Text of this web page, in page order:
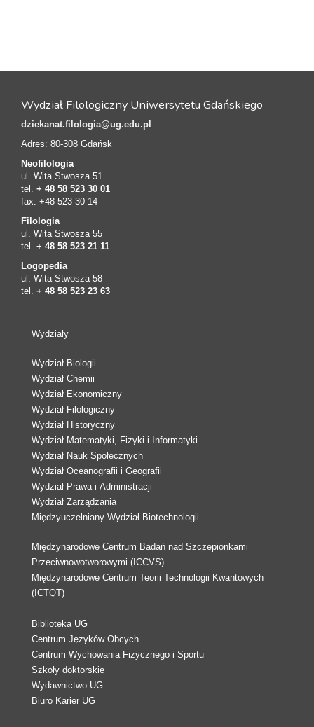
Wydział Filologiczny Uniwersytetu Gdańskiego
dziekanat.filologia@ug.edu.pl
Adres: 80-308 Gdańsk
Neofilologia
ul. Wita Stwosza 51
tel. + 48 58 523 30 01
fax. +48 523 30 14
Filologia
ul. Wita Stwosza 55
tel. + 48 58 523 21 11
Logopedia
ul. Wita Stwosza 58
tel. + 48 58 523 23 63
Wydziały
Wydział Biologii
Wydział Chemii
Wydział Ekonomiczny
Wydział Filologiczny
Wydział Historyczny
Wydział Matematyki, Fizyki i Informatyki
Wydział Nauk Społecznych
Wydział Oceanografii i Geografii
Wydział Prawa i Administracji
Wydział Zarządzania
Międzyuczelniany Wydział Biotechnologii
Międzynarodowe Centrum Badań nad Szczepionkami
Przeciwnowotworowymi (ICCVS)
Międzynarodowe Centrum Teorii Technologii Kwantowych
(ICTQT)
Biblioteka UG
Centrum Języków Obcych
Centrum Wychowania Fizycznego i Sportu
Szkoły doktorskie
Wydawnictwo UG
Biuro Karier UG